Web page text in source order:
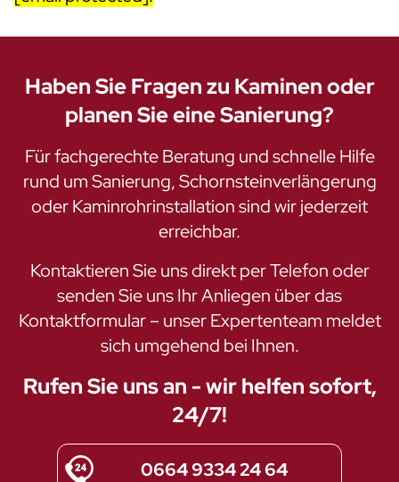
Haben Sie Fragen zu Kaminen oder
planen Sie eine Sanierung?
Für fachgerechte Beratung und schnelle Hilfe
rund um Sanierung, Schornsteinverlängerung
oder Kaminrohrinstallation sind wir jederzeit
erreichbar.
Kontaktieren Sie uns direkt per Telefon oder
senden Sie uns Ihr Anliegen über das
Kontaktformular – unser Expertenteam meldet
sich umgehend bei Ihnen.
Rufen Sie uns an - wir helfen sofort,
24/7!
0664 9334 24 64